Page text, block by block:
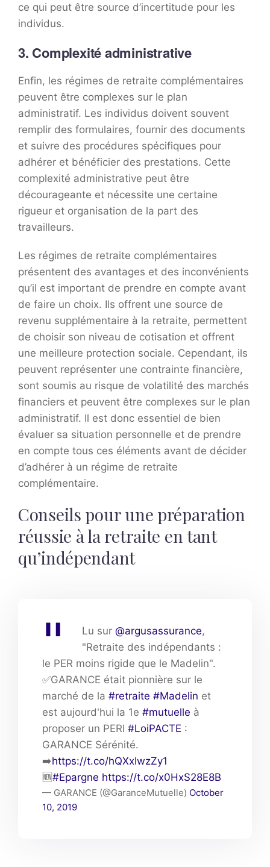
ce qui peut être source d’incertitude pour les
individus.
3. Complexité administrative
Enfin, les régimes de retraite complémentaires
peuvent être complexes sur le plan
administratif. Les individus doivent souvent
remplir des formulaires, fournir des documents
et suivre des procédures spécifiques pour
adhérer et bénéficier des prestations. Cette
complexité administrative peut être
décourageante et nécessite une certaine
rigueur et organisation de la part des
travailleurs.
Les régimes de retraite complémentaires
présentent des avantages et des inconvénients
qu’il est important de prendre en compte avant
de faire un choix. Ils offrent une source de
revenu supplémentaire à la retraite, permettent
de choisir son niveau de cotisation et offrent
une meilleure protection sociale. Cependant, ils
peuvent représenter une contrainte financière,
sont soumis au risque de volatilité des marchés
financiers et peuvent être complexes sur le plan
administratif. Il est donc essentiel de bien
évaluer sa situation personnelle et de prendre
en compte tous ces éléments avant de décider
d’adhérer à un régime de retraite
complémentaire.
Conseils pour une préparation
réussie à la retraite en tant
qu’indépendant
Lu sur @argusassurance,
"Retraite des indépendants :
le PER moins rigide que le Madelin".
✅GARANCE était pionnière sur le
marché de la #retraite #Madelin et
est aujourd'hui la 1e #mutuelle à
proposer un PERI #LoiPACTE :
GARANCE Sérénité.
➡️https://t.co/hQXxIwzZy1
🆕#Epargne https://t.co/x0HxS28E8B
— GARANCE (@GaranceMutuelle) October
10, 2019